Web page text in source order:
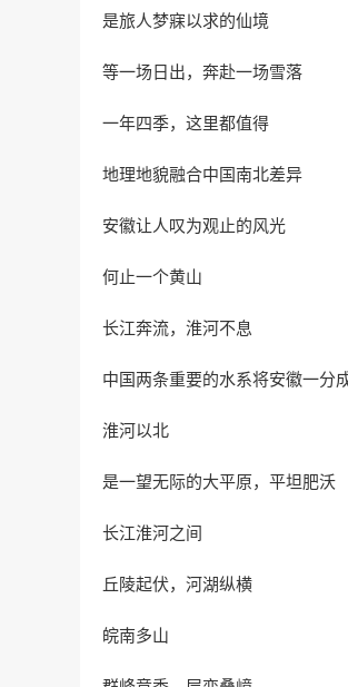
是旅人梦寐以求的仙境
等一场日出，奔赴一场雪落
一年四季，这里都值得
地理地貌融合中国南北差异
安徽让人叹为观止的风光
何止一个黄山
长江奔流，淮河不息
中国两条重要的水系将安徽一分
淮河以北
是一望无际的大平原，平坦肥沃
长江淮河之间
丘陵起伏，河湖纵横
皖南多山